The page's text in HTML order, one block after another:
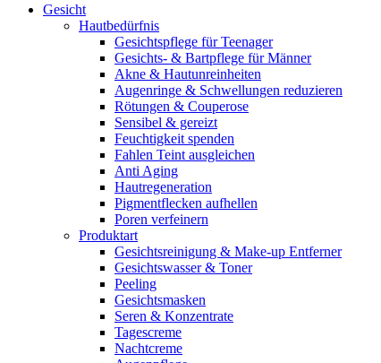
Gesicht
Hautbedürfnis
Gesichtspflege für Teenager
Gesichts- & Bartpflege für Männer
Akne & Hautunreinheiten
Augenringe & Schwellungen reduzieren
Rötungen & Couperose
Sensibel & gereizt
Feuchtigkeit spenden
Fahlen Teint ausgleichen
Anti Aging
Hautregeneration
Pigmentflecken aufhellen
Poren verfeinern
Produktart
Gesichtsreinigung & Make-up Entferner
Gesichtswasser & Toner
Peeling
Gesichtsmasken
Seren & Konzentrate
Tagescreme
Nachtcreme